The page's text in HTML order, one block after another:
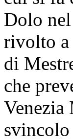
Dolo
rivolto a
di
che
Venezia